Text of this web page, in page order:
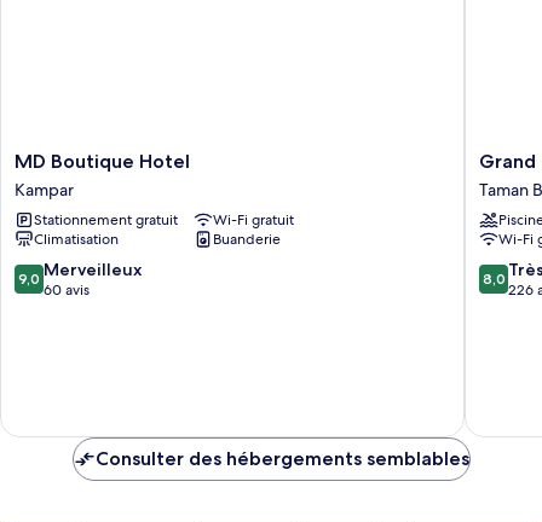
MD
Boutique
Hotel
Kampar
MD Boutique Hotel
Kampar
Stationnement gratuit
Wi-Fi gratuit
Climatisation
Buanderie
9.0
sur
9,0 Merveilleux
60 avis
Grand
Kampar
Hotel
Taman
Bandar
Baru
Grand
Taman
Wi-Fi
8.0
sur
8,0
226
Consulter des hébergements semblables